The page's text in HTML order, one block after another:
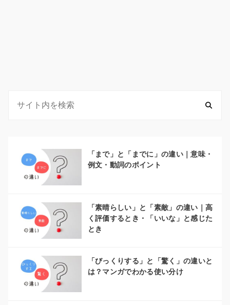
「まで」と「までに」の違い｜意味・
例文・動詞のポイント
「素晴らしい」と「素敵」の違い｜高
く評価するとき・「いいな」と感じた
とき
「びっくりする」と「驚く」の違いと
は？マンガでわかる使い分け